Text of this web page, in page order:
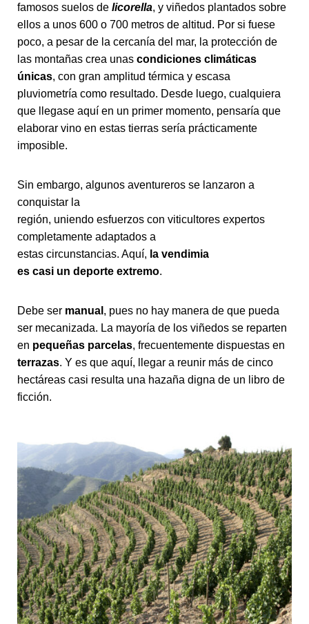
famosos suelos de licorella, y viñedos plantados sobre
ellos a unos 600 o 700 metros de altitud. Por si fuese
poco, a pesar de la cercanía del mar, la protección de
las montañas crea unas condiciones climáticas
únicas, con gran amplitud térmica y escasa
pluviometría como resultado. Desde luego, cualquiera
que llegase aquí en un primer momento, pensaría que
elaborar vino en estas tierras sería prácticamente
imposible.
Sin embargo, algunos aventureros se lanzaron a
conquistar la
región, uniendo esfuerzos con viticultores expertos
completamente adaptados a
estas circunstancias. Aquí, la vendimia
es casi un deporte extremo.
Debe ser manual , pues no hay manera de que pueda
ser mecanizada. La mayoría de los viñedos se reparten
en pequeñas parcelas, frecuentemente dispuestas en
terrazas. Y es que aquí, llegar a reunir más de cinco
hectáreas casi resulta una hazaña digna de un libro de
ficción.